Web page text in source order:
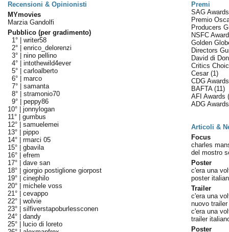
Recensioni & Opinionisti
Premi
MYmovies
Marzia Gandolfi
Pubblico (per gradimento)
1° | writer58
2° | enrico_delorenzi
3° | nino pellino
4° | intothewild4ever
5° | carloalberto
6° | marco
7° | samanta
8° | stramonio70
9° | peppy86
10° | jonnylogan
11° | gumbus
12° | samuelemei
13° | pippo
14° | rmarci 05
15° | gbavila
16° | efrem
17° | dave san
18° | giorgio postiglione giorpost
19° | cinephilo
20° | michele voss
21° | cevappo
22° | wolvie
23° | silfiverstapoburlessconen
24° | dandy
25° |
lucio di loreto
SAG
Premio
Producers
NSFC
Golden
Directors
David di
Critics
Cesar (1)
CDG
BAFTA (11)
AFI Awards
ADG
Articoli &
Focus
charles
del mostro
Poster
c'era una
poster
Trailer
c'era una
nuovo
c'era una
trailer
Poster